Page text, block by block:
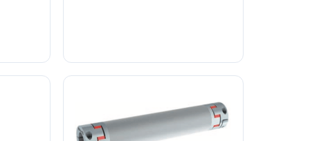
SKT Accouplement Élastique Type SKS